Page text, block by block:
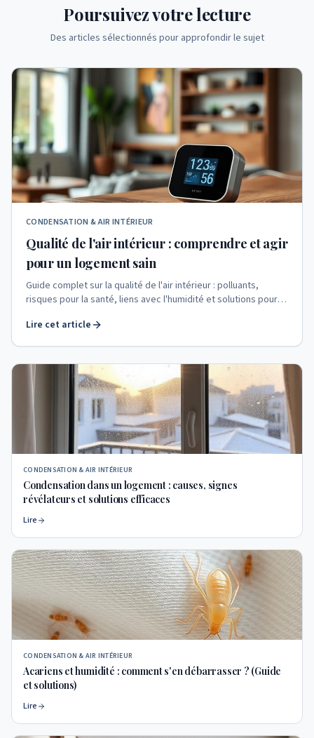
Poursuivez votre lecture
Des articles sélectionnés pour approfondir le sujet
CONDENSATION & AIR INTÉRIEUR
Qualité de l'air intérieur : comprendre et agir
pour un logement sain
Guide complet sur la qualité de l'air intérieur : polluants,
risques pour la santé, liens avec l'humidité et solutions pour
Lire cet article
CONDENSATION & AIR INTÉRIEUR
Condensation dans un logement : causes, signes
révélateurs et solutions efficaces
Lire
CONDENSATION & AIR INTÉRIEUR
Acariens et humidité : comment s'en débarrasser ? (Guide
et solutions)
Lire